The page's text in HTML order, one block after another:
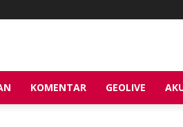
KOMENTAR GEOLIVE